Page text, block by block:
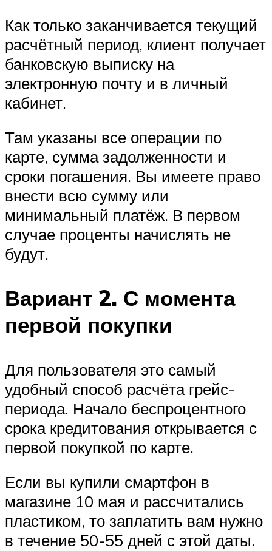
Как только заканчивается текущий
расчётный период, клиент получает
банковскую выписку на
электронную почту и в личный
кабинет.
Там указаны все операции по
карте, сумма задолженности и
сроки погашения. Вы имеете право
внести всю сумму или
минимальный платёж. В первом
случае проценты начислять не
будут.
Вариант 2. С момента
первой покупки
Для пользователя это самый
удобный способ расчёта грейс-
периода. Начало беспроцентного
срока кредитования открывается с
первой покупкой по карте.
Если вы купили смартфон в
магазине 10 мая и рассчитались
пластиком, то заплатить вам нужно
в течение 50-55 дней с этой даты.